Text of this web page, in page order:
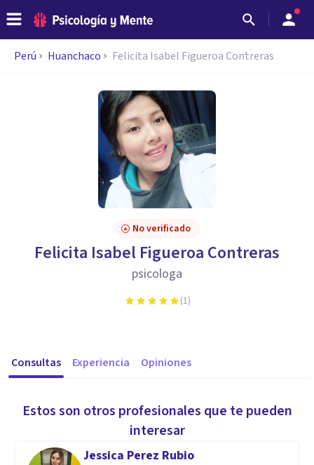
Perú Huanchaco Felicita Isabel Figueroa Contreras
No verificado
Felicita Isabel Figueroa Contreras
psicologa
(1)
Consultas Experiencia Opiniones
Estos son otros profesionales que te pueden
interesar
Jessica Perez Rubio